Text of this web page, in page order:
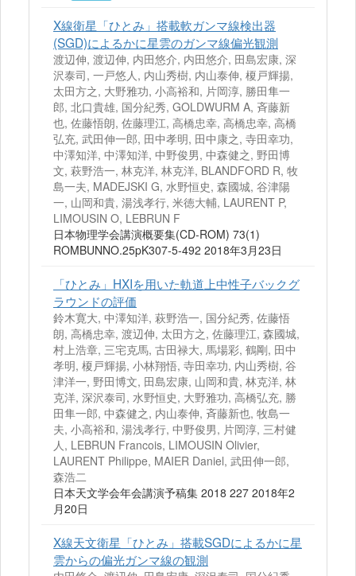
X線衛星「ひとみ」搭載軟ガンマ線検出器
(SGD)によるかに星雲のガンマ線偏光観測
渡辺伸, 渡辺伸, 内田悠介, 内田悠介, 田島宏康, 深
沢泰司, 一戸悠人, 内山秀樹, 内山泰伸, 榎戸輝揚,
太田方之, 大野雅功, 小高裕和, 片岡淳, 勝田隼一
郎, 北口貴雄, 国分紀秀, GOLDWURM A, 斉藤新
也, 佐藤悟朗, 佐藤理江, 高橋忠幸, 高橋忠幸, 高橋
弘充, 武田伸一郎, 田中孝明, 田中康之, 寺田幸功,
中澤知洋, 中澤知洋, 中野俊男, 中森健之, 野田博
文, 萩野浩一, 林克洋, 林克洋, BLANDFORD R, 牧
島一夫, MADEJSKI G, 水野恒史, 森國城, 谷津陽
一, 山岡和貴, 湯浅孝行, 米徳大輔, LAURENT P,
LIMOUSIN O, LEBRUN F
日本物理学会講演概要集(CD-ROM) 73(1)
ROMBUNNO.25pK307‐5-492 2018年3月23日
「ひとみ」HXIを用いた軌道上中性子バックグ
ラウンドの評価
鈴木寛大, 中澤知洋, 萩野浩一, 国分紀秀, 佐藤悟
朗, 高橋忠幸, 渡辺伸, 太田方之, 佐藤理江, 森國城,
村上浩章, 三宅克馬, 古田禄大, 馬場彩, 鶴剛, 田中
孝明, 榎戸輝揚, 小林翔悟, 寺田幸功, 内山秀樹, 谷
津洋一, 野田博文, 田島宏康, 山岡和貴, 林克洋, 林
克洋, 深沢泰司, 水野恒史, 大野雅功, 高橋弘充, 勝
田隼一郎, 中森健之, 内山泰伸, 斉藤新也, 牧島一
夫, 小高裕和, 湯浅孝行, 中野俊男, 片岡淳, 三村健
人, LEBRUN Francois, LIMOUSIN Olivier,
LAURENT Philippe, MAIER Daniel, 武田伸一郎,
森浩二
日本天文学会年会講演予稿集 2018 227 2018年2
月20日
X線天文衛星「ひとみ」搭載SGDによるかに星
雲からの偏光ガンマ線の観測